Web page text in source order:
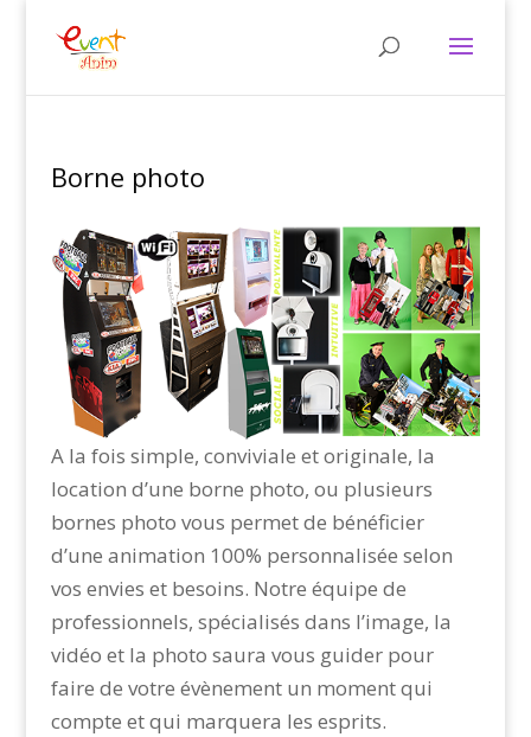
Borne photo
A la fois simple, conviviale et originale, la
location d’une borne photo, ou plusieurs
bornes photo vous permet de bénéficier
d’une animation 100% personnalisée selon
vos envies et besoins. Notre équipe de
professionnels, spécialisés dans l’image, la
vidéo et la photo saura vous guider pour
faire de votre évènement un moment qui
compte et qui marquera les esprits.